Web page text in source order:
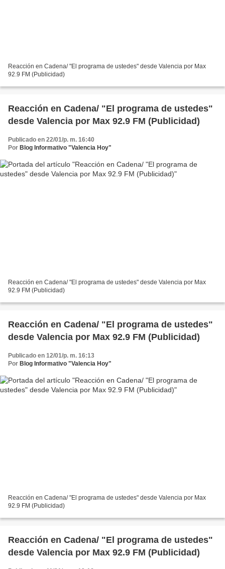
Reacción en Cadena/ "El programa de ustedes" desde Valencia por Max
92.9 FM (Publicidad)
Reacción en Cadena/ "El programa de ustedes"
desde Valencia por Max 92.9 FM (Publicidad)
Publicado en 22/01/p. m. 16:40
Por Blog Informativo "Valencia Hoy"
Reacción en Cadena/ "El programa de ustedes" desde Valencia por Max
92.9 FM (Publicidad)
Reacción en Cadena/ "El programa de ustedes"
desde Valencia por Max 92.9 FM (Publicidad)
Publicado en 12/01/p. m. 16:13
Por Blog Informativo "Valencia Hoy"
Reacción en Cadena/ "El programa de ustedes" desde Valencia por Max
92.9 FM (Publicidad)
Reacción en Cadena/ "El programa de ustedes"
desde Valencia por Max 92.9 FM (Publicidad)